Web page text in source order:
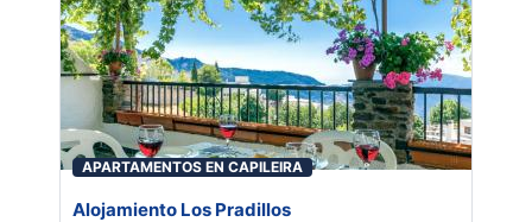
APARTAMENTOS EN CAPILEIRA
Alojamiento Los Pradillos